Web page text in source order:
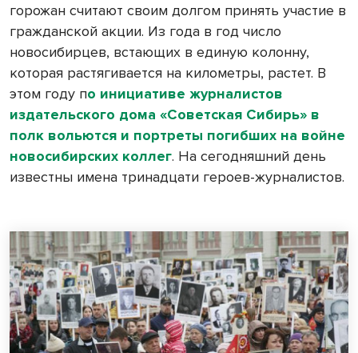
горожан считают своим долгом принять участие в
гражданской акции. Из года в год число
новосибирцев, встающих в единую колонну,
которая растягивается на километры, растет. В
этом году по инициативе журналистов
издательского дома «Советская Сибирь» в
полк вольются и портреты погибших на войне
новосибирских коллег. На сегодняшний день
известны имена тринадцати героев-журналистов.